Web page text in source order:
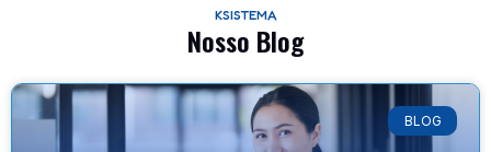
KSISTEMA
Nosso Blog
BLOG